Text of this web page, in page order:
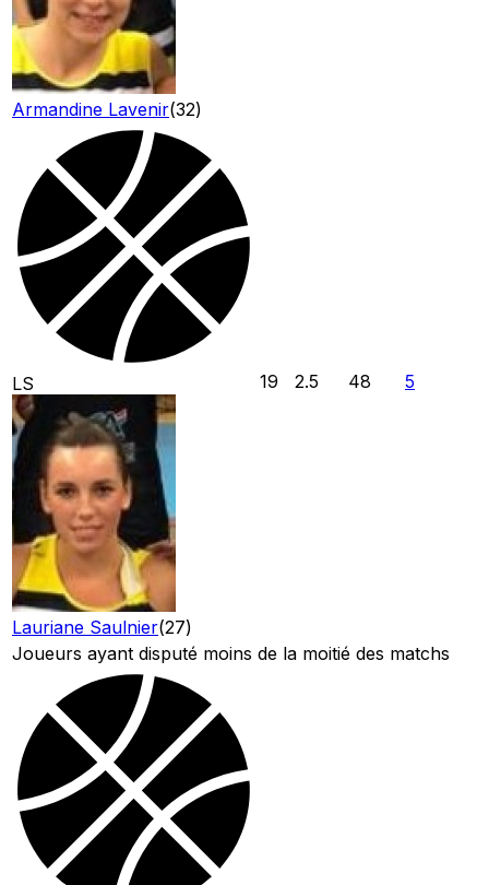
Armandine Lavenir(32)
LS
Lauriane Saulnier(27)
19 2.5 48 5
Joueurs ayant disputé moins de la moitié des matchs